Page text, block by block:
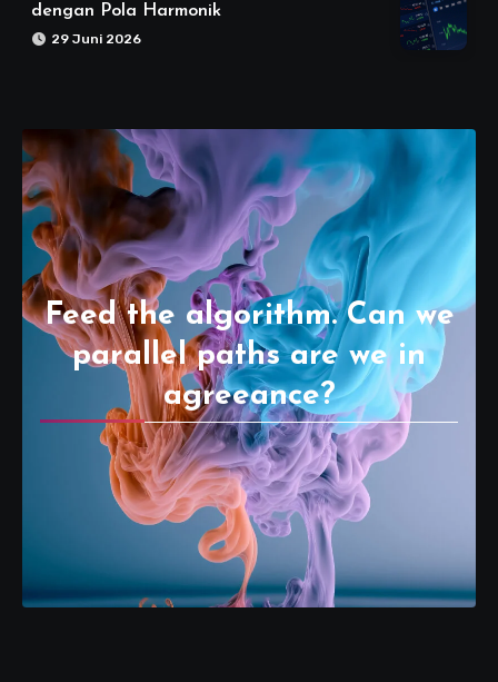
dengan Pola Harmonik
29 Juni 2026
Feed the algorithm. Can we
parallel paths are we in
agreeance?